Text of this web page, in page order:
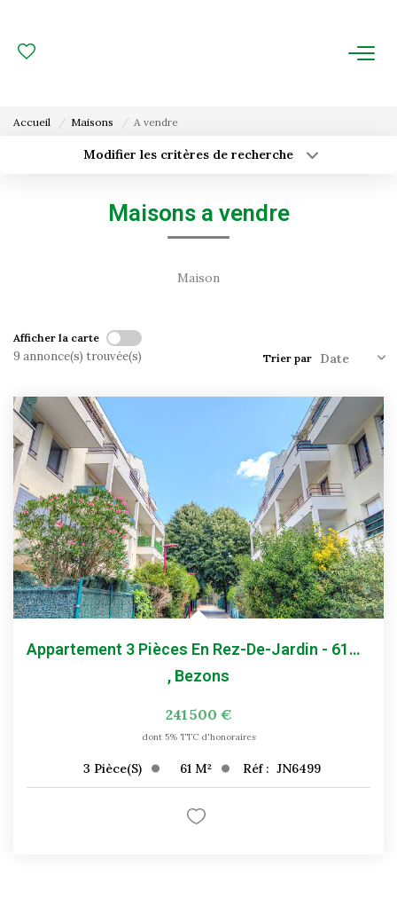
ESTIMATION
FAIRE GÉRER
Gestion De Copropriété
NOUS CONNAITRE
Nous Rejoindre
Nos Actualités
CONTACT
EXTRANET
Extranet Syndic Et Gestion Locative
Extranet Vendeur/acquéreur
Extranet Syndic Estale
Accueil Maisons A vendre
Modifier les critères de recherche
Maisons a vendre
Maison
Afficher la carte
9 annonce(s) trouvée(s) Trier par
Appartement 3 Pièces En Rez-De-Jardin - 61m² - BEZONS
, Bezons
241 500 €
dont 5% TTC d'honoraires
3 Pièce(s) 61 M² Réf : JN6499